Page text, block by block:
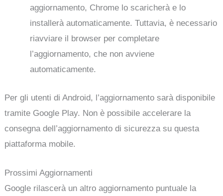
aggiornamento, Chrome lo scaricherà e lo
installerà automaticamente. Tuttavia, è necessario
riavviare il browser per completare
l’aggiornamento, che non avviene
automaticamente.
Per gli utenti di Android, l’aggiornamento sarà disponibile
tramite Google Play. Non è possibile accelerare la
consegna dell’aggiornamento di sicurezza su questa
piattaforma mobile.
Prossimi Aggiornamenti
Google rilascerà un altro aggiornamento puntuale la